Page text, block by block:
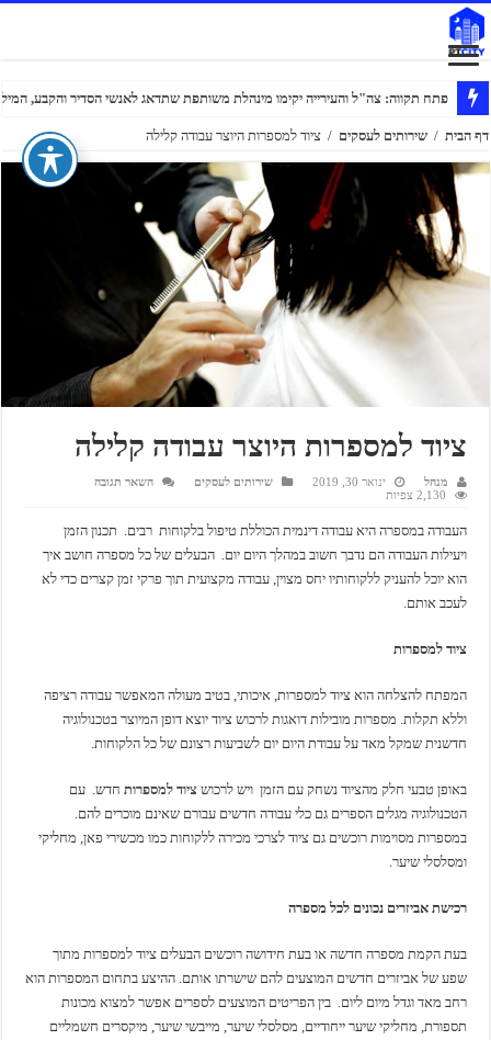
פתח תקווה: צה"ל והעירייה יקימו מינהלת משותפת שתדאג לאנשי הסדיר והקבע,
דף הבית / שירותים לעסקים / ציוד למספרות היוצר עבודה קלילה
ציוד למספרות היוצר עבודה קלילה
מנהל ינואר 30, 2019 שירותים לעסקים
השאר תגובה
2,130 צפיות
העבודה במספרה היא עבודה דינמית הכוללת טיפול בלקוחות רבים. תכנון הזמן
ויעילות העבודה הם נדבך חשוב במהלך היום יום. הבעלים של כל מספרה חושב איך
הוא יוכל להעניק ללקוחותיו יחס מצוין, עבודה מקצועית תוך פרקי זמן קצרים כדי לא
לעכב אותם.
ציוד למספרות
המפתח להצלחה הוא ציוד למספרות, איכותי, בטיב מעולה המאפשר עבודה רציפה
וללא תקלות. מספרות מובילות דואגות לרכוש ציוד יוצא דופן המיוצר בטכנולוגיה
חדשנית שמקל מאד על עבודת היום יום לשביעות רצונם של כל הלקוחות.
באופן טבעי חלק מהציוד נשחק עם הזמן ויש לרכושציוד למספרות חדש. עם
הטכנולוגיה מגלים הספרים גם כלי עבודה חדשים עבורם שאינם מוכרים להם.
במספרות מסוימות רוכשים גם ציוד לצרכי מכירה ללקוחות כמו מכשירי פאן, מחליקי
ומסלסלי שיער.
רכישת אביזרים נכונים לכל מספרה
בעת הקמת מספרה חדשה או בעת חידושה רוכשים הבעלים ציוד למספרות מתוך
שפע של אביזרים חדשים המוצעים להם שישרתו אותם. ההיצע בתחום המספרות הוא
רחב מאד וגדל מיום ליום. בין הפריטים המוצעים לספרים אפשר למצוא מכונות
תספורת, מחליקי שיער ייחודיים, מסלסלי שיער, מייבשי שיער, מיקסרים חשמליים